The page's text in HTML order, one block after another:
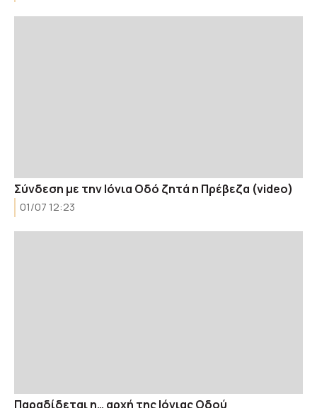
Σύνδεση με την Ιόνια Οδό ζητά η Πρέβεζα (video)
01/07 12:23
Παραδίδεται η… αρχή της Ιόνιας Οδού